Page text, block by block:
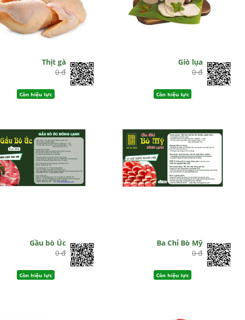
Thịt gà
0 đ
Còn hiệu lực
Giò lụa
0 đ
Còn hiệu lực
Gầu bò Úc
0 đ
Còn hiệu lực
Ba Chỉ Bò Mỹ
0 đ
Còn hiệu lực